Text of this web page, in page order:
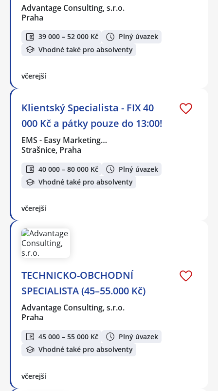
Advantage Consulting, s.r.o.
Praha
39 000 – 52 000 Kč
Plný úvazek
Vhodné také pro absolventy
včerejší
Klientský Specialista - FIX 40
000 Kč a pátky pouze do 13:00!
EMS - Easy Marketing…
Strašnice, Praha
40 000 – 80 000 Kč
Plný úvazek
Vhodné také pro absolventy
včerejší
TECHNICKO-OBCHODNÍ
SPECIALISTA (45–55.000 Kč)
Advantage Consulting, s.r.o.
Praha
45 000 – 55 000 Kč
Plný úvazek
Vhodné také pro absolventy
včerejší